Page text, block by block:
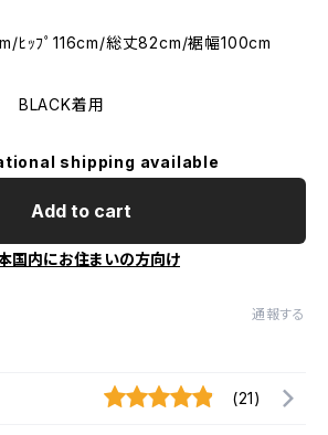
ﾋｯﾌﾟ116cm/総丈82cm/裾幅100cm
BLACK着用
shipping available
Add to cart
国内にお住まいの方向け
通報する
(21)